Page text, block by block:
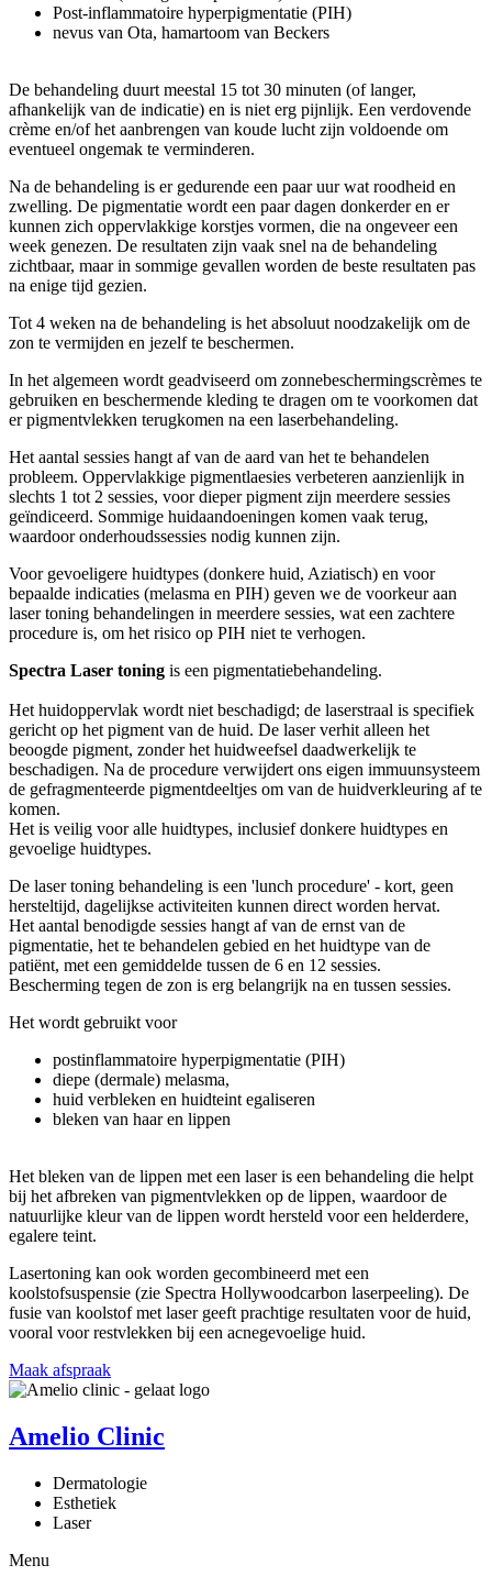
Post-inflammatoire hyperpigmentatie (PIH)
nevus van Ota, hamartoom van Beckers
De behandeling duurt meestal 15 tot 30 minuten (of langer,
afhankelijk van de indicatie) en is niet erg pijnlijk. Een verdovende
crème en/of het aanbrengen van koude lucht zijn voldoende om
eventueel ongemak te verminderen.
Na de behandeling is er gedurende een paar uur wat roodheid en
zwelling. De pigmentatie wordt een paar dagen donkerder en er
kunnen zich oppervlakkige korstjes vormen, die na ongeveer een
week genezen. De resultaten zijn vaak snel na de behandeling
zichtbaar, maar in sommige gevallen worden de beste resultaten pas
na enige tijd gezien.
Tot 4 weken na de behandeling is het absoluut noodzakelijk om de
zon te vermijden en jezelf te beschermen.
In het algemeen wordt geadviseerd om zonnebeschermingscrèmes te
gebruiken en beschermende kleding te dragen om te voorkomen dat
er pigmentvlekken terugkomen na een laserbehandeling.
Het aantal sessies hangt af van de aard van het te behandelen
probleem. Oppervlakkige pigmentlaesies verbeteren aanzienlijk in
slechts 1 tot 2 sessies, voor dieper pigment zijn meerdere sessies
geïndiceerd. Sommige huidaandoeningen komen vaak terug,
waardoor onderhoudssessies nodig kunnen zijn.
Voor gevoeligere huidtypes (donkere huid, Aziatisch) en voor
bepaalde indicaties (melasma en PIH) geven we de voorkeur aan
laser toning behandelingen in meerdere sessies, wat een zachtere
procedure is, om het risico op PIH niet te verhogen.
Spectra Laser toning is een pigmentatiebehandeling.
Het huidoppervlak wordt niet beschadigd; de laserstraal is specifiek
gericht op het pigment van de huid. De laser verhit alleen het
beoogde pigment, zonder het huidweefsel daadwerkelijk te
beschadigen. Na de procedure verwijdert ons eigen immuunsysteem
de gefragmenteerde pigmentdeeltjes om van de huidverkleuring af te
komen.
Het is veilig voor alle huidtypes, inclusief donkere huidtypes en
gevoelige huidtypes.
De laser toning behandeling is een 'lunch procedure' - kort, geen
hersteltijd, dagelijkse activiteiten kunnen direct worden hervat.
Het aantal benodigde sessies hangt af van de ernst van de
pigmentatie, het te behandelen gebied en het huidtype van de
patiënt, met een gemiddelde tussen de 6 en 12 sessies.
Bescherming tegen de zon is erg belangrijk na en tussen sessies.
Het wordt gebruikt voor
postinflammatoire hyperpigmentatie (PIH)
diepe (dermale) melasma,
huid verbleken en huidteint egaliseren
bleken van haar en lippen
Het bleken van de lippen met een laser is een behandeling die helpt
bij het afbreken van pigmentvlekken op de lippen, waardoor de
natuurlijke kleur van de lippen wordt hersteld voor een helderdere,
egalere teint.
Lasertoning kan ook worden gecombineerd met een
koolstofsuspensie (zie Spectra Hollywoodcarbon laserpeeling). De
fusie van koolstof met laser geeft prachtige resultaten voor de huid,
vooral voor restvlekken bij een acnegevoelige huid.
Maak afspraak
Amelio Clinic
Dermatologie
Esthetiek
Laser
Menu